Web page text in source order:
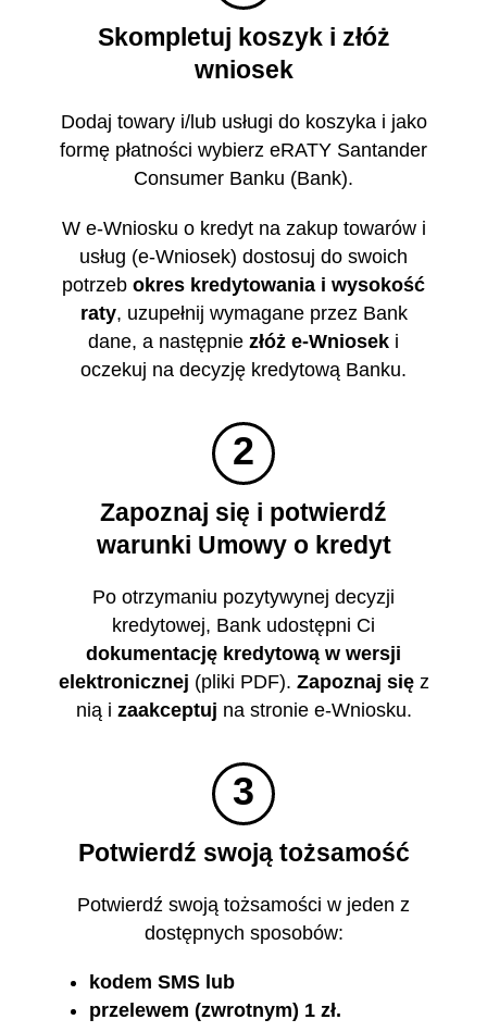
Skompletuj koszyk i złóż
wniosek
Dodaj towary i/lub usługi do koszyka i jako
formę płatności wybierz eRATY Santander
Consumer Banku (Bank).
W e-Wniosku o kredyt na zakup towarów i
usług (e-Wniosek) dostosuj do swoich
potrzeb okres kredytowania i wysokość
raty, uzupełnij wymagane przez Bank
dane, a następnie złóż e-Wniosek i
oczekuj na decyzję kredytową Banku.
2
Zapoznaj się i potwierdź
warunki Umowy o kredyt
Po otrzymaniu pozytywynej decyzji
kredytowej, Bank udostępni Ci
dokumentację kredytową w wersji
elektronicznej (pliki PDF). Zapoznaj sięz
nią i zaakceptuj na stronie e-Wniosku.
3
Potwierdź swoją tożsamość
Potwierdź swoją tożsamości w jeden z
dostępnych sposobów:
kodem SMS lub
przelewem (zwrotnym) 1 zł.